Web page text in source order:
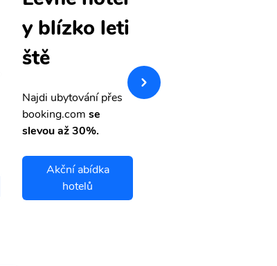
y blízko leti
ště
Najdi ubytování přes
booking.com se
slevou až 30%.
Akční abídka
hotelů
vnými letenkami od ob
letsvet.cz